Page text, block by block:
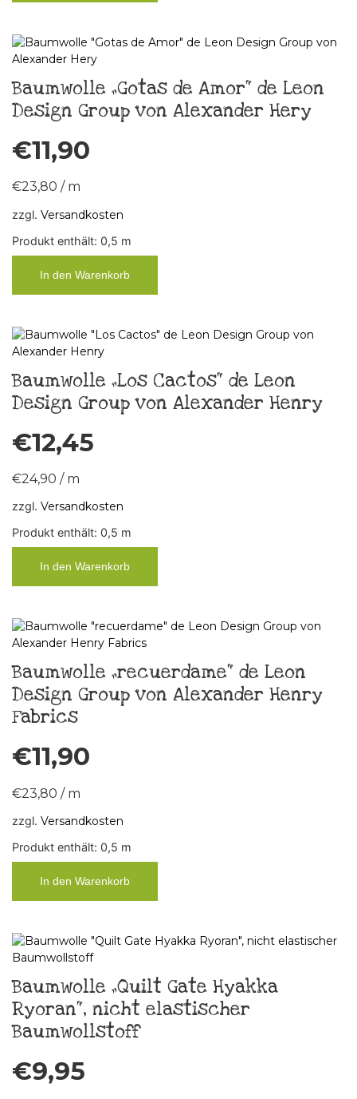
Baumwolle „Gotas de Amor“ de Leon
Design Group von Alexander Hery
€11,90
€23,80 / m
zzgl. Versandkosten
Produkt enthält: 0,5 m
In den Warenkorb
Baumwolle „Los Cactos“ de Leon
Design Group von Alexander Henry
€12,45
€24,90 / m
zzgl. Versandkosten
Produkt enthält: 0,5 m
In den Warenkorb
Baumwolle „recuerdame“ de Leon
Design Group von Alexander Henry
Fabrics
€11,90
€23,80 / m
zzgl. Versandkosten
Produkt enthält: 0,5 m
In den Warenkorb
Baumwolle „Quilt Gate Hyakka
Ryoran“, nicht elastischer
Baumwollstoff
€9,95